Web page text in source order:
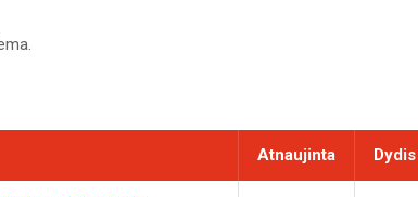
Atnaujinta Dydis